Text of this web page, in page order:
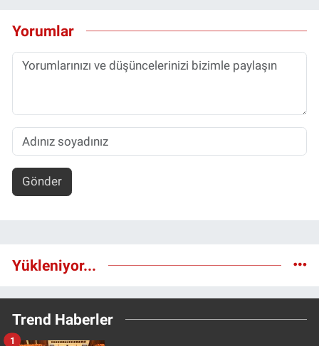
Yorumlar
Gönder
Yükleniyor...
Trend Haberler
1